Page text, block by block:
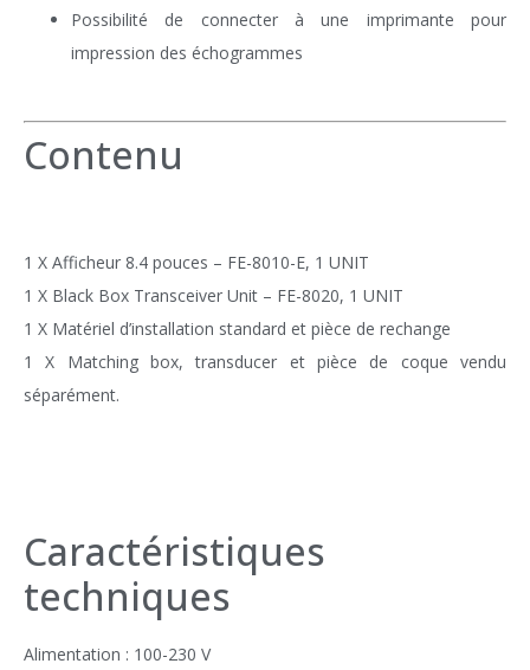
Possibilité de connecter à une imprimante pour
impression des échogrammes
Contenu
1 X Afficheur 8.4 pouces – FE-8010-E, 1 UNIT
1 X Black Box Transceiver Unit – FE-8020, 1 UNIT
1 X Matériel d’installation standard et pièce de rechange
1 X Matching box, transducer et pièce de coque vendu
séparément.
Caractéristiques
techniques
Alimentation : 100-230 V